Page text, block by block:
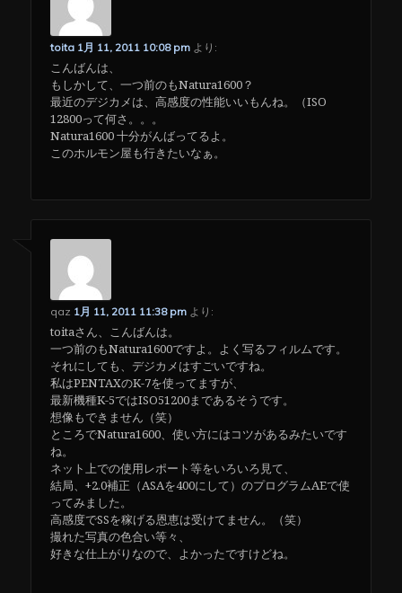
toita 1月 11, 2011 10:08 pm より:
こんばんは、
もしかして、一つ前のもNatura1600？
最近のデジカメは、高感度の性能いいもんね。（ISO
12800って何さ。。。
Natura1600 十分がんばってるよ。
このホルモン屋も行きたいなぁ。
qaz 1月 11, 2011 11:38 pm より:
toitaさん、こんばんは。
一つ前のもNatura1600ですよ。よく写るフィルムです。
それにしても、デジカメはすごいですね。
私はPENTAXのK-7を使ってますが、
最新機種K-5ではISO51200まであるそうです。
想像もできません（笑）
ところでNatura1600、使い方にはコツがあるみたいです
ね。
ネット上での使用レポート等をいろいろ見て、
結局、+2.0補正（ASAを400にして）のプログラムAEで使
ってみました。
高感度でSSを稼げる恩恵は受けてません。（笑）
撮れた写真の色合い等々、
好きな仕上がりなので、よかったですけどね。